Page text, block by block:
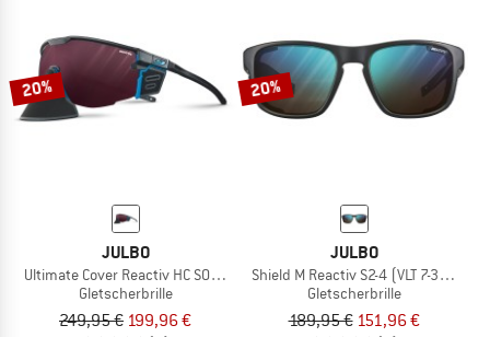
20%
JULBO
Ultimate Cover Reactiv HC S0-4 (VLT 4-86%)
Gletscherbrille
249,95 € 199,96 €
20%
JULBO
Shield M Reactiv S2-4 (VLT 7-35%)
Gletscherbrille
189,95 € 151,96 €